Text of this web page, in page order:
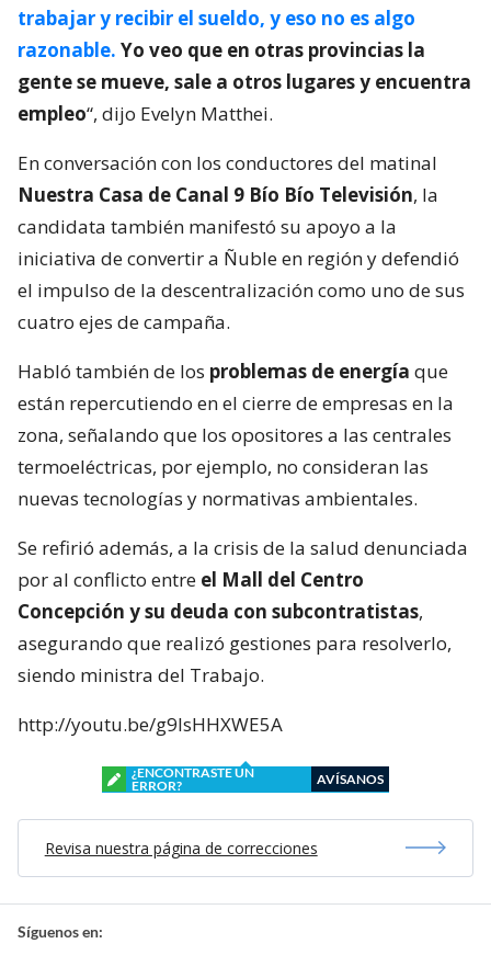
trabajar y recibir el sueldo, y eso no es algo
razonable. Yo veo que en otras provincias la
gente se mueve, sale a otros lugares y encuentra
empleo“, dijo Evelyn Matthei.
En conversación con los conductores del matinal
Nuestra Casa de Canal 9 Bío Bío Televisión, la
candidata también manifestó su apoyo a la
iniciativa de convertir a Ñuble en región y defendió
el impulso de la descentralización como uno de sus
cuatro ejes de campaña.
Habló también de los problemas de energía que
están repercutiendo en el cierre de empresas en la
zona, señalando que los opositores a las centrales
termoeléctricas, por ejemplo, no consideran las
nuevas tecnologías y normativas ambientales.
Se refirió además, a la crisis de la salud denunciada
por al conflicto entre el Mall del Centro
Concepción y su deuda con subcontratistas,
asegurando que realizó gestiones para resolverlo,
siendo ministra del Trabajo.
http://youtu.be/g9lsHHXWE5A
¿ENCONTRASTE UN
ERROR?
AVÍSANOS
Revisa nuestra página de correcciones
Síguenos en: